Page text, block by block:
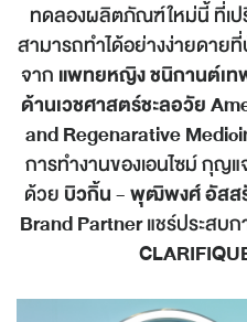
ทดลองผลิตภัณฑ์ใหม่นี้ ที่เ
สามารถทำได้อย่างง่ายดาย
จาก แพทยหญิง ชนิกานต์เ
ด้านเวชศาสตร์ชะลอวัย
and Regenarative
การทำงานของเอนไซม์ กุญ
ด้วย บิวกิ้น - พุฒิพงศ์ อัสส
Brand Partnerแชร์ประสบ